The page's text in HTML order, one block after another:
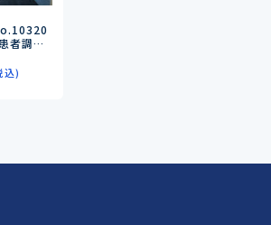
20
者調査
ーズを
込)